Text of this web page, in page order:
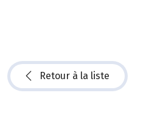
Retour à la liste